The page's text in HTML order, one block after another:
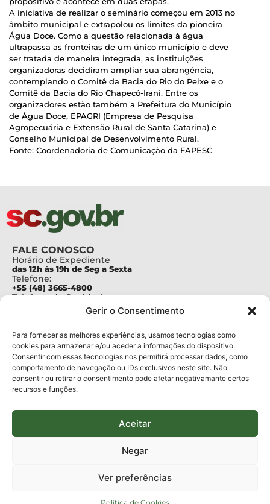
Gerir o Consentimento
Para fornecer as melhores experiências, usamos tecnologias como
cookies para armazenar e/ou aceder a informações do dispositivo.
Consentir com essas tecnologias nos permitirá processar dados, como
comportamento de navegação ou IDs exclusivos neste site. Não
consentir ou retirar o consentimento pode afetar negativamante certos
recursos e funções.
Aceitar
Negar
Ver preferências
A iniciativa de realizar o seminário começou em 2013 no
âmbito municipal e extrapolou os limites da pioneira
Água Doce. Como a questão relacionada à água
ultrapassa as fronteiras de um único município e deve
ser tratada de maneira integrada, as instituições
organizadoras decidiram ampliar sua abrangência,
contemplando o Comitê da Bacia do Rio do Peixe e o
Comitê da Bacia do Rio Chapecó-Irani. Entre os
organizadores estão também a Prefeitura do Município
de Água Doce, EPAGRI (Empresa de Pesquisa
Agropecuária e Extensão Rural de Santa Catarina) e
Conselho Municipal de Desenvolvimento Rural.
Fonte: Coordenadoria de Comunicação da FAPESC
FALE CONOSCO
Horário de Expediente
das 12h às 19h de Seg a Sexta
Telefone:
+55 (48) 3665-4800
Telefone da Ouvidoria
Para assuntos relacionados à Pesquisa
pesquisa@fapesc.sc.gov.br
Para assuntos relacionados à Inovação
inovacao@fapesc.sc.gov.br
Para assuntos relacionados à Bolsas
bolsas@fapesc.sc.gov.br
Para assuntos relacionados à Prestação de Contas
Para assuntos relacionados à Plataforma
plataforma@fapesc.sc.gov.br
Jair Artur da Silva dpo@fapesc.sc.gov.br 3665-4831
km 01, Módulo 12A, Edifício Fapesc / Celta, 5° andar